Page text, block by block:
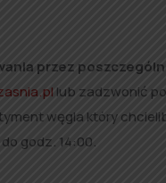
przez
lub zadzwonić
węgla który
godz. 14:00.